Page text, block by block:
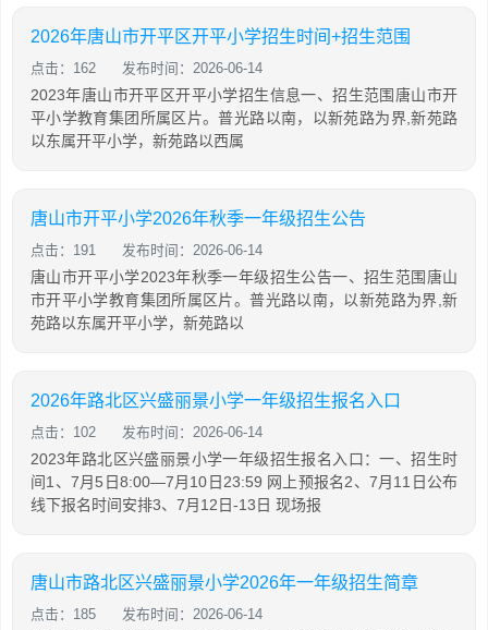
2026年唐山市开平区开平小学招生时间+招生范围
点击：162 发布时间：2026-06-14
2023年唐山市开平区开平小学招生信息一、招生范围唐山市开
平小学教育集团所属区片。普光路以南，以新苑路为界,新苑路
以东属开平小学，新苑路以西属
唐山市开平小学2026年秋季一年级招生公告
点击：191 发布时间：2026-06-14
唐山市开平小学2023年秋季一年级招生公告一、招生范围唐山
市开平小学教育集团所属区片。普光路以南，以新苑路为界,新
苑路以东属开平小学，新苑路以
2026年路北区兴盛丽景小学一年级招生报名入口
点击：102 发布时间：2026-06-14
2023年路北区兴盛丽景小学一年级招生报名入口：一、招生时
间1、7月5日8:00—7月10日23:59 网上预报名2、7月11日公布
线下报名时间安排3、7月12日-13日 现场报
唐山市路北区兴盛丽景小学2026年一年级招生简章
点击：185 发布时间：2026-06-14